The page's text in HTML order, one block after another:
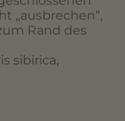
„ausbrechen“,
Rand des
sibirica,